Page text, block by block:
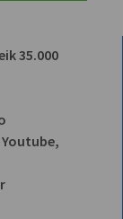
35.000